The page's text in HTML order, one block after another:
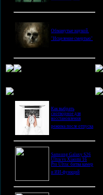
Обманутые наукой.
"Исцеление смертью"
Как выбрать
снотворное для
восстановления
режима после отпуска
Samsung Galaxy S26
Ultra vs Xiaomi 16
Pro Ultra: битва камер
и ИИ-функций